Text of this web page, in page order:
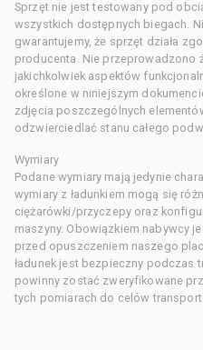
Sprzęt nie jest testowany pod
wszystkich dostępnych biegach.
gwarantujemy, że sprzęt działa
producenta. Nie przeprowadzono
jakichkolwiek aspektów
określone w niniejszym
zdjęcia poszczególnych
odzwierciedlać stanu całego
Wymiary
Podane wymiary mają jedynie
wymiary z ładunkiem mogą się
ciężarówki/przyczepy oraz
maszyny. Obowiązkiem nabywcy
przed opuszczeniem naszego
ładunek jest bezpieczny podczas
powinny zostać zweryfikowane
tych pomiarach do celów